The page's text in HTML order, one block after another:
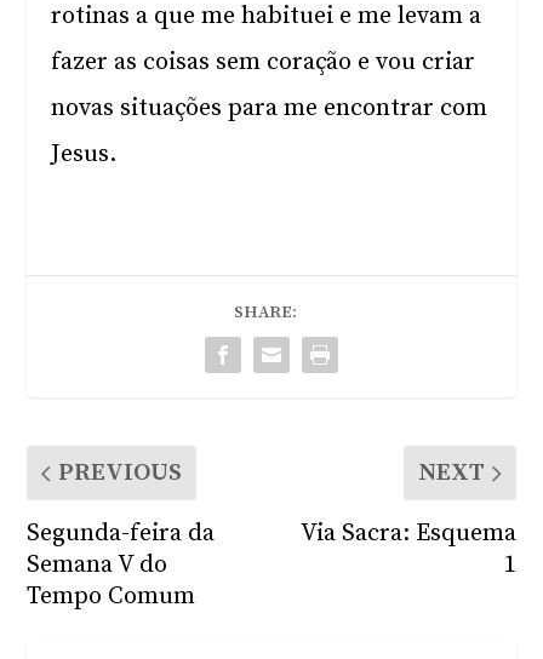
rotinas a que me habituei e me levam a
fazer as coisas sem coração e vou criar
novas situações para me encontrar com
Jesus.
SHARE:
PREVIOUS
Segunda-feira da
Semana V do
Tempo Comum
NEXT
Via Sacra: Esquema
1